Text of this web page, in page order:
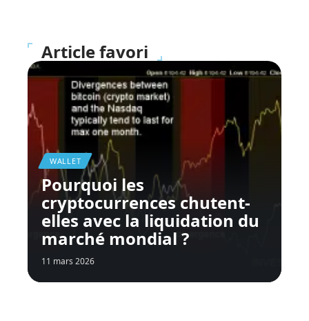
Article favori
WALLET
Pourquoi les
cryptocurrences chutent-
elles avec la liquidation du
marché mondial ?
11 mars 2026